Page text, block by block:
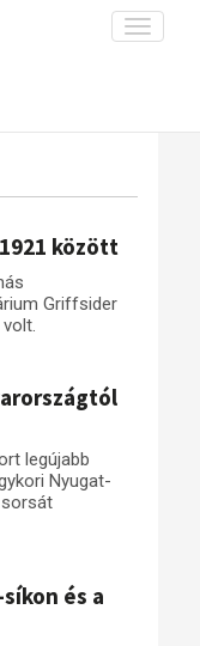
Toggle
alatt)
között
Griffsider
legújabb
Nyugat-
és a